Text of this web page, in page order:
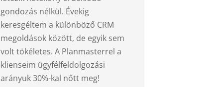
gondozás nélkül. Évekig
keresgéltem a különböző CRM
megoldások között, de egyik sem
volt tökéletes. A Planmasterrel a
klienseim ügyfélfeldolgozási
arányuk 30%-kal nőtt meg!